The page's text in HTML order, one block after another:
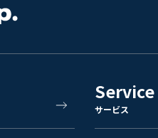
Service
サービス